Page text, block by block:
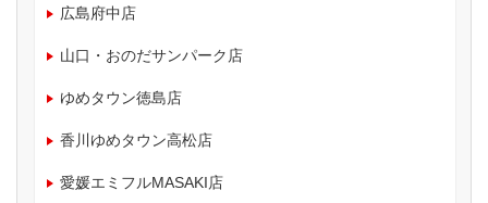
広島府中店
山口・おのだサンパーク店
ゆめタウン徳島店
香川ゆめタウン高松店
愛媛エミフルMASAKI店